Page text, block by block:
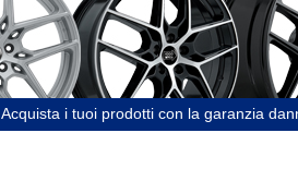
Acquista i tuoi prodotti con la garanzia